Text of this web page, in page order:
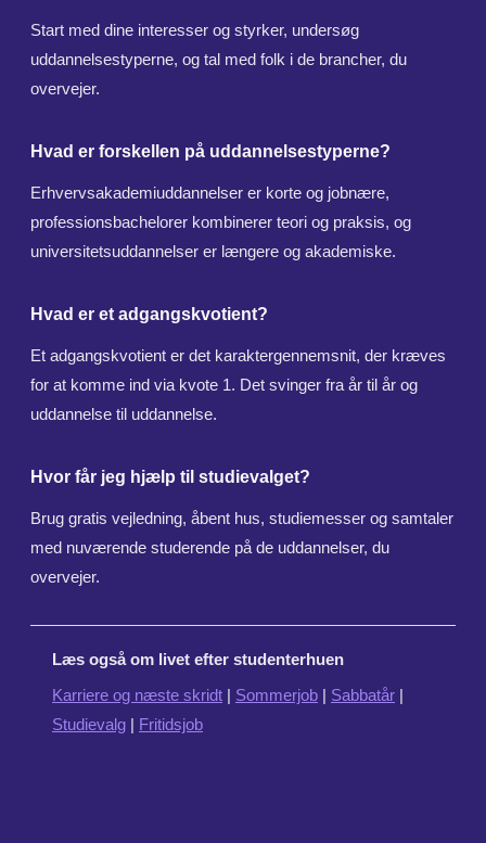
Start med dine interesser og styrker, undersøg
uddannelsestyperne, og tal med folk i de brancher, du
overvejer.
Hvad er forskellen på uddannelsestyperne?
Erhvervsakademiuddannelser er korte og jobnære,
professionsbachelorer kombinerer teori og praksis, og
universitetsuddannelser er længere og akademiske.
Hvad er et adgangskvotient?
Et adgangskvotient er det karaktergennemsnit, der kræves
for at komme ind via kvote 1. Det svinger fra år til år og
uddannelse til uddannelse.
Hvor får jeg hjælp til studievalget?
Brug gratis vejledning, åbent hus, studiemesser og samtaler
med nuværende studerende på de uddannelser, du
overvejer.
Læs også om livet efter studenterhuen
Karriere og næste skridt Sommerjob Sabbatår
Studievalg
Fritidsjob